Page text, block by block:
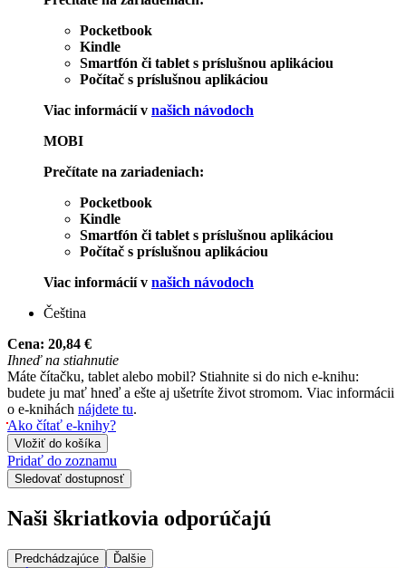
Pocketbook
Kindle
Smartfón či tablet s príslušnou aplikáciou
Počítač s príslušnou aplikáciou
Viac informácií v našich návodoch
MOBI
Prečítate na zariadeniach:
Pocketbook
Kindle
Smartfón či tablet s príslušnou aplikáciou
Počítač s príslušnou aplikáciou
Viac informácií v našich návodoch
Čeština
Cena: 20,84 €
Ihneď na stiahnutie
Máte čítačku, tablet alebo mobil? Stiahnite si do nich e-knihu:
budete ju mať hneď a ešte aj ušetríte život stromom. Viac informácii
o e-knihách nájdete tu.
Ako čítať e-knihy?
Vložiť do košíka
Pridať do zoznamu
Sledovať dostupnosť
Naši škriatkovia odporúčajú
Predchádzajúce Ďalšie